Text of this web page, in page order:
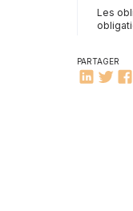
Les
PARTAGER